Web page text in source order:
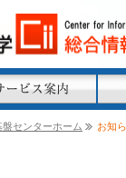
センターホーム お知